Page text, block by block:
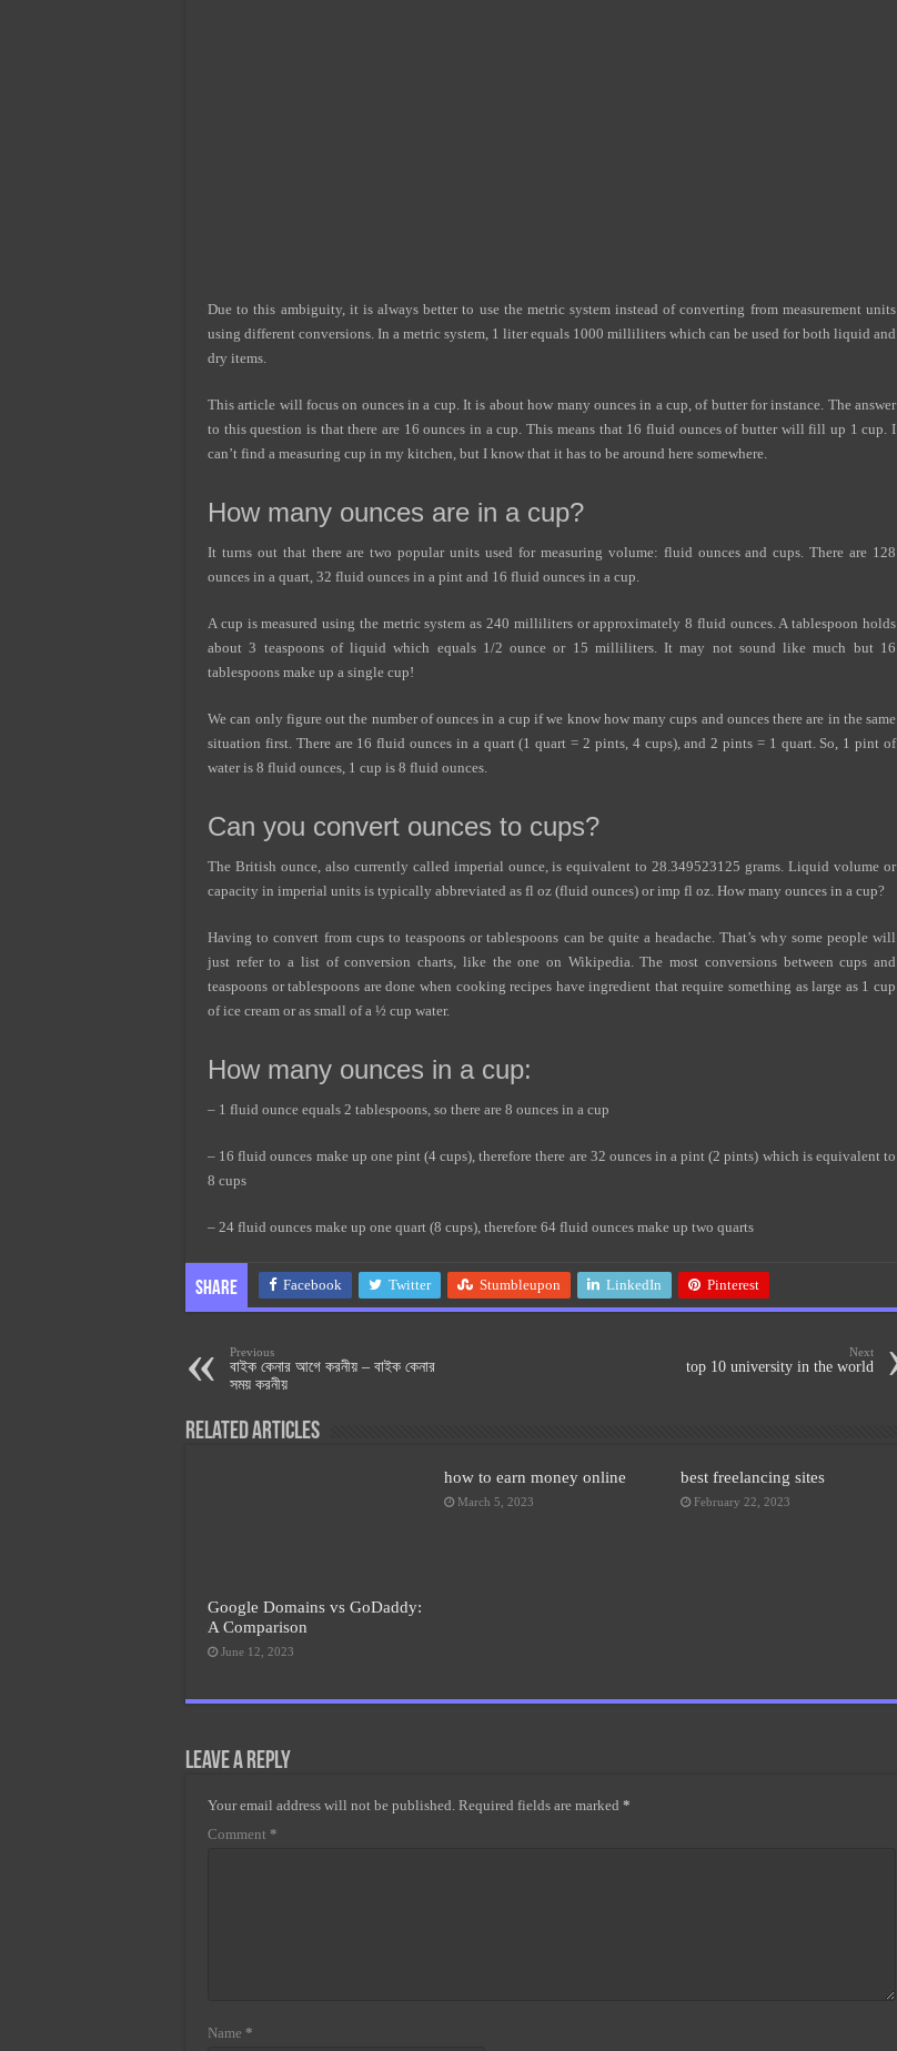
Due to this ambiguity, it is always better to use the metric system instead of converting from measurement units
using different conversions. In a metric system, 1 liter equals 1000 milliliters which can be used for both liquid and
dry items.
This article will focus on ounces in a cup. It is about how many ounces in a cup, of butter for instance. The answer
to this question is that there are 16 ounces in a cup. This means that 16 fluid ounces of butter will fill up 1 cup. I
can’t find a measuring cup in my kitchen, but I know that it has to be around here somewhere.
How many ounces are in a cup?
It turns out that there are two popular units used for measuring volume: fluid ounces and cups. There are 128
ounces in a quart, 32 fluid ounces in a pint and 16 fluid ounces in a cup.
A cup is measured using the metric system as 240 milliliters or approximately 8 fluid ounces. A tablespoon holds
about 3 teaspoons of liquid which equals 1/2 ounce or 15 milliliters. It may not sound like much but 16
tablespoons make up a single cup!
We can only figure out the number of ounces in a cup if we know how many cups and ounces there are in the same
situation first. There are 16 fluid ounces in a quart (1 quart = 2 pints, 4 cups), and 2 pints = 1 quart. So, 1 pint of
water is 8 fluid ounces, 1 cup is 8 fluid ounces.
Can you convert ounces to cups?
The British ounce, also currently called imperial ounce, is equivalent to 28.349523125 grams. Liquid volume or
capacity in imperial units is typically abbreviated as fl oz (fluid ounces) or imp fl oz. How many ounces in a cup?
Having to convert from cups to teaspoons or tablespoons can be quite a headache. That’s why some people will
just refer to a list of conversion charts, like the one on Wikipedia. The most conversions between cups and
teaspoons or tablespoons are done when cooking recipes have ingredient that require something as large as 1 cup
of ice cream or as small of a ½ cup water.
How many ounces in a cup:
– 1 fluid ounce equals 2 tablespoons, so there are 8 ounces in a cup
– 16 fluid ounces make up one pint (4 cups), therefore there are 32 ounces in a pint (2 pints) which is equivalent to
8 cups
– 24 fluid ounces make up one quart (8 cups), therefore 64 fluid ounces make up two quarts
Share Facebook Twitter Stumbleupon LinkedIn Pinterest
Previous
বাইক কেনার আগে করনীয় – বাইক কেনার
সময় করনীয়
Next
top 10 university in the world
Related Articles
Google Domains vs GoDaddy:
A Comparison
June 12, 2023
how to earn money online
March 5, 2023
best freelancing sites
February 22, 2023
Leave a Reply
Your email address will not be published. Required fields are marked *
Comment *
Name *